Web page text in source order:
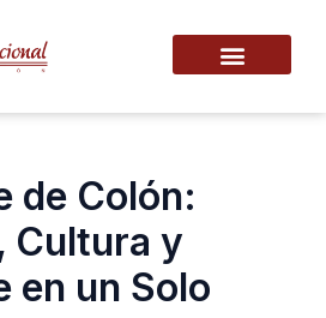
de Colón:
Cultura y
en un Solo